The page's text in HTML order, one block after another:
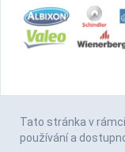
Tato stránka v
používání a